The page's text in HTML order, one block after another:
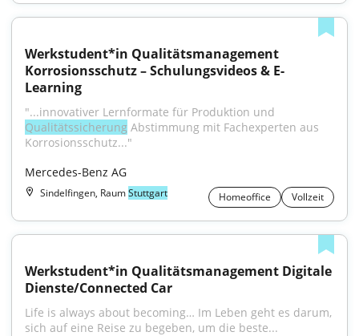
Werkstudent*in Qualitätsmanagement
Korrosionsschutz – Schulungsvideos & E-
Learning
Qualitätssicherung Abstimmung mit Fachexperten aus
Korrosionsschutz..."
Mercedes-Benz AG
Sindelfingen, RaumStuttgart Homeoffice Vollzeit
Werkstudent*in Qualitätsmanagement Digitale
Dienste/Connected Car
Life is always about becoming… Im Leben geht es darum,
sich auf eine Reise zu begeben, um die beste...